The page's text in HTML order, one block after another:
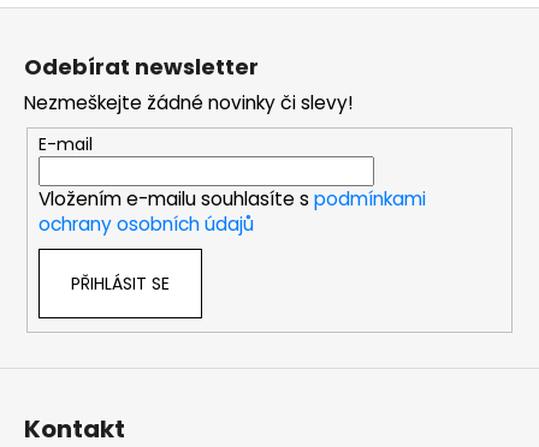
Z
Odebírat newsletter
Nezmeškejte žádné novinky či slevy!
E-mail
Vložením e-mailu souhlasíte s podmínkami
ochrany osobních údajů
PŘIHLÁSIT SE
Kontakt